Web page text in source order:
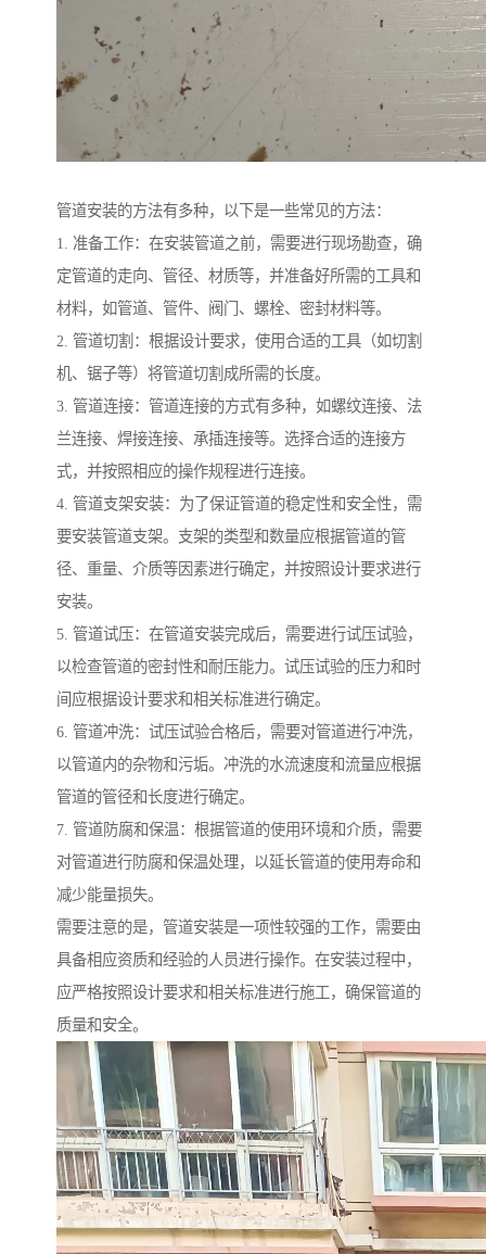
管道安装的方法有多种，以下是一些常见的方法：
1. 准备工作：在安装管道之前，需要进行现场勘查，确
定管道的走向、管径、材质等，并准备好所需的工具和
材料，如管道、管件、阀门、螺栓、密封材料等。
2. 管道切割：根据设计要求，使用合适的工具（如切割
机、锯子等）将管道切割成所需的长度。
3. 管道连接：管道连接的方式有多种，如螺纹连接、法
兰连接、焊接连接、承插连接等。选择合适的连接方
式，并按照相应的操作规程进行连接。
4. 管道支架安装：为了保证管道的稳定性和安全性，需
要安装管道支架。支架的类型和数量应根据管道的管
径、重量、介质等因素进行确定，并按照设计要求进行
安装。
5. 管道试压：在管道安装完成后，需要进行试压试验，
以检查管道的密封性和耐压能力。试压试验的压力和时
间应根据设计要求和相关标准进行确定。
6. 管道冲洗：试压试验合格后，需要对管道进行冲洗，
以管道内的杂物和污垢。冲洗的水流速度和流量应根据
管道的管径和长度进行确定。
7. 管道防腐和保温：根据管道的使用环境和介质，需要
对管道进行防腐和保温处理，以延长管道的使用寿命和
减少能量损失。
需要注意的是，管道安装是一项性较强的工作，需要由
具备相应资质和经验的人员进行操作。在安装过程中，
应严格按照设计要求和相关标准进行施工，确保管道的
质量和安全。